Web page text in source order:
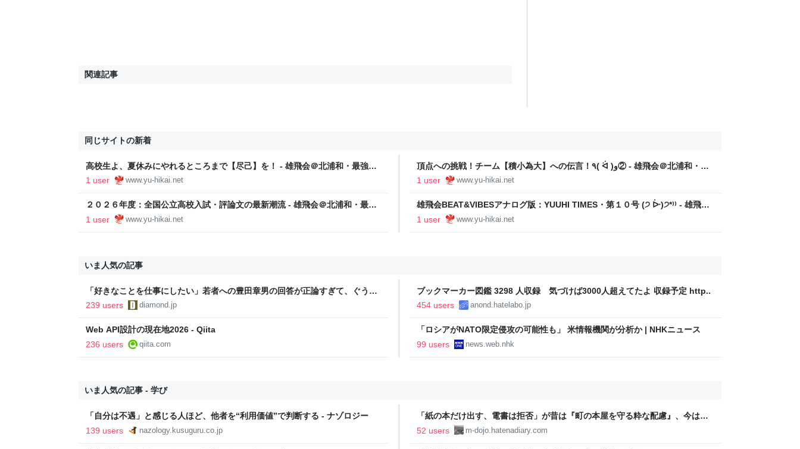
関連記事
同じサイトの新着
高校生よ、夏休みにやれるところまで【尽己】を！ - 雄飛会＠北浦和・最強個
人塾流：志望校に見合う【格】の育て方【偏差値７０突破の流儀】
1 user www.yu-hikai.net
頂点への挑戦！チーム【積小為大】への伝言！٩( ᐛ )و② - 雄飛会＠北浦和・最
強個人塾流：志望校に見合う【格】の育て方【偏差値７０突破の流儀】
1 user www.yu-hikai.net
２０２６年度：全国公立高校入試・評論文の最新潮流 - 雄飛会＠北浦和・最強
個人塾流：志望校に見合う【格】の育て方【偏差値７０突破の流儀】
1 user www.yu-hikai.net
雄飛会BEAT&VIBESアナログ版：YUUHI TIMES・第１０号 (੭ ᐕ)੭*⁾⁾ - 雄飛会
＠北浦和・最強個人塾流：志望校に見合う【格】の育て方【偏差値７０突破の
1 user www.yu-hikai.net
いま人気の記事
「好きなことを仕事にしたい」若者への豊田章男の回答が正論すぎて、ぐうの
音も出なかった
239 users diamond.jp
ブックマーカー図鑑 3298 人収録 気づけば3000人超えてたよ 収録予定 http..
454 users
anond.hatelabo.jp
Web API設計の現在地2026 - Qiita
236 users
qiita.com
「ロシアがNATO限定侵攻の可能性も」 米情報機関が分析か | NHKニュース
99 users
news.web.nhk
いま人気の記事 - 学び
「自分は不遇」と感じる人ほど、他者を“利用価値”で判断する - ナゾロジー
139 users
nazology.kusuguru.co.jp
「紙の本だけ出す、電書は拒否」が昔は『町の本屋を守る粋な配慮』、今は
『差別者』となる…のだろうか？ - INVISIBLE Dojo. ーQUIET & COLORFUL
52 users m-dojo.hatenadiary.com